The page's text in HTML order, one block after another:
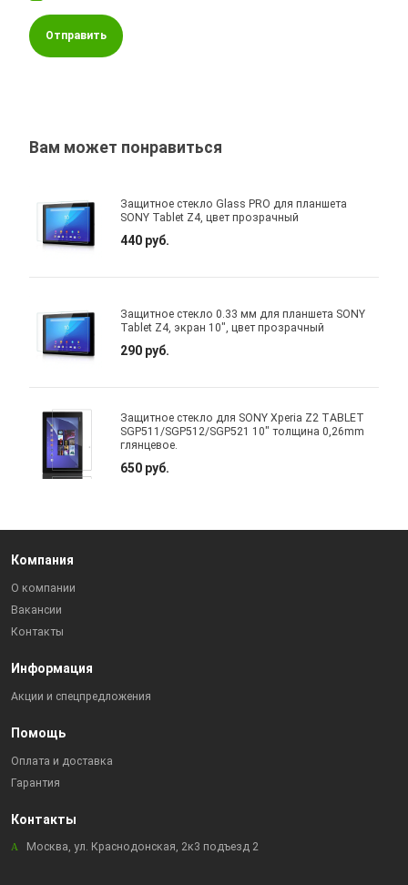
Отправить
Вам может понравиться
Защитное стекло Glass PRO для планшета
SONY Tablet Z4, цвет прозрачный
440 руб.
Защитное стекло 0.33 мм для планшета SONY
Tablet Z4, экран 10", цвет прозрачный
290 руб.
Защитное стекло для SONY Xperia Z2 TABLET
SGP511/SGP512/SGP521 10" толщина 0,26mm
глянцевое.
650 руб.
Компания
О компании
Вакансии
Контакты
Информация
Акции и спецпредложения
Помощь
Оплата и доставка
Гарантия
Контакты
Москва, ул. Краснодонская, 2к3 подъезд 2